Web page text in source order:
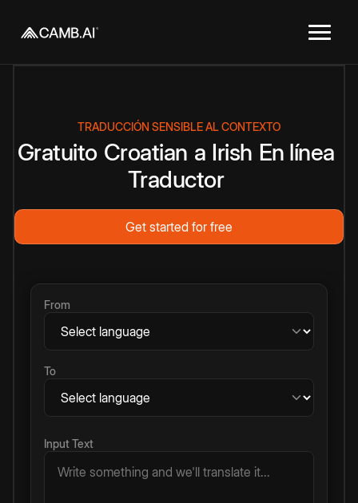
TRADUCCIÓN SENSIBLE AL CONTEXTO
Gratuito Croatian a Irish En línea
Traductor
Get started for free
From
To
Input Text